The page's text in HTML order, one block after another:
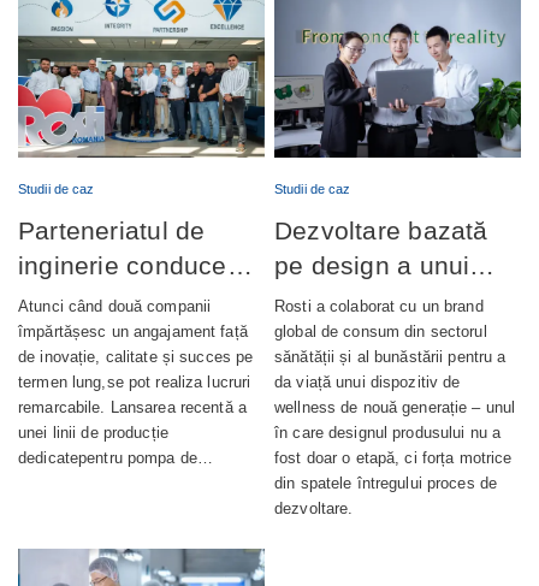
Studii de caz
Parteneriatul de
inginerie conduce
lansarea cu succes
a producției de
pompe de ungere
automată
Atunci când două companii
împărtășesc un angajament față
de inovație, calitate și succes pe
termen lung,se pot realiza lucruri
remarcabile. Lansarea recentă a
unei linii de producție
dedicatepentru pompa de…
Studii de caz
Dezvoltare bazată
pe design a unui
dispozitiv de
wellness complet
integrat
Rosti a colaborat cu un brand
global de consum din sectorul
sănătății și al bunăstării pentru a
da viață unui dispozitiv de
wellness de nouă generație – unul
în care designul produsului nu a
fost doar o etapă, ci forța motrice
din spatele întregului proces de
dezvoltare.